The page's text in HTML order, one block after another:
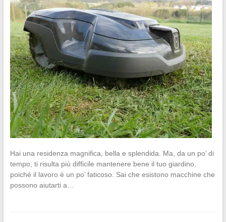
Hai una residenza magnifica, bella e splendida. Ma, da un po’ di
tempo, ti risulta più difficile mantenere bene il tuo giardino,
poiché il lavoro è un po’ faticoso. Sai che esistono macchine che
possono aiutarti a…